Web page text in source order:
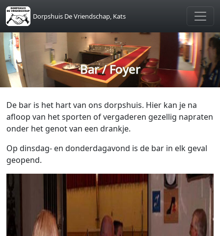
Skip to main content
Dorpshuis De Vriendschap, Kats
Bar / Foyer
De bar is het hart van ons dorpshuis. Hier kan je na
afloop van het sporten of vergaderen gezellig napraten
onder het genot van een drankje.
Op dinsdag- en donderdagavond is de bar in elk geval
geopend.